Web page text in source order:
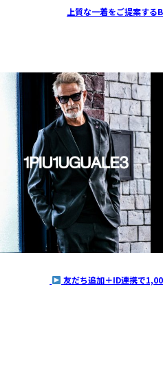
上質な一着をご提案する
友だち追加＋ID連携で